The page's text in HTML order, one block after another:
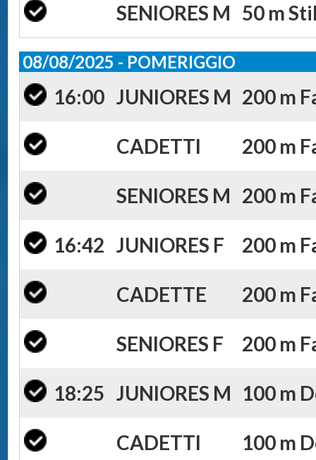
SENIORES M 50 m
08/08/2025 - POMERIGGIO
16:00 JUNIORES M 200 m
CADETTI 200 m
SENIORES M 200 m
16:42 JUNIORES F 200 m
CADETTE 200 m
SENIORES F 200 m
18:25 JUNIORES M 100 m
CADETTI 100 m